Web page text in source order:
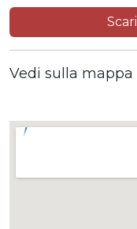
Vedi sulla mappa